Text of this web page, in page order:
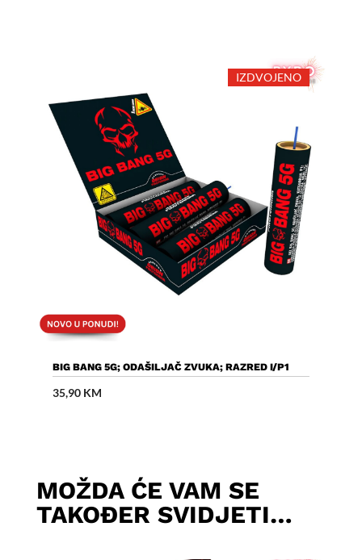
IZDVOJENO
Dodaj U Košaricu
BIG BANG 5G; ODAŠILJAČ ZVUKA; RAZRED I/P1
35,90 KM
MOŽDA ĆE VAM SE
TAKOĐER SVIDJETI…